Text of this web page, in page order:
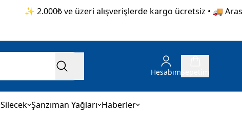
✨ 2.000₺ ve üzeri alışverişlerde kargo ücretsiz • 🚚
Hesabım
Silecek Şanzıman Yağları Haberler